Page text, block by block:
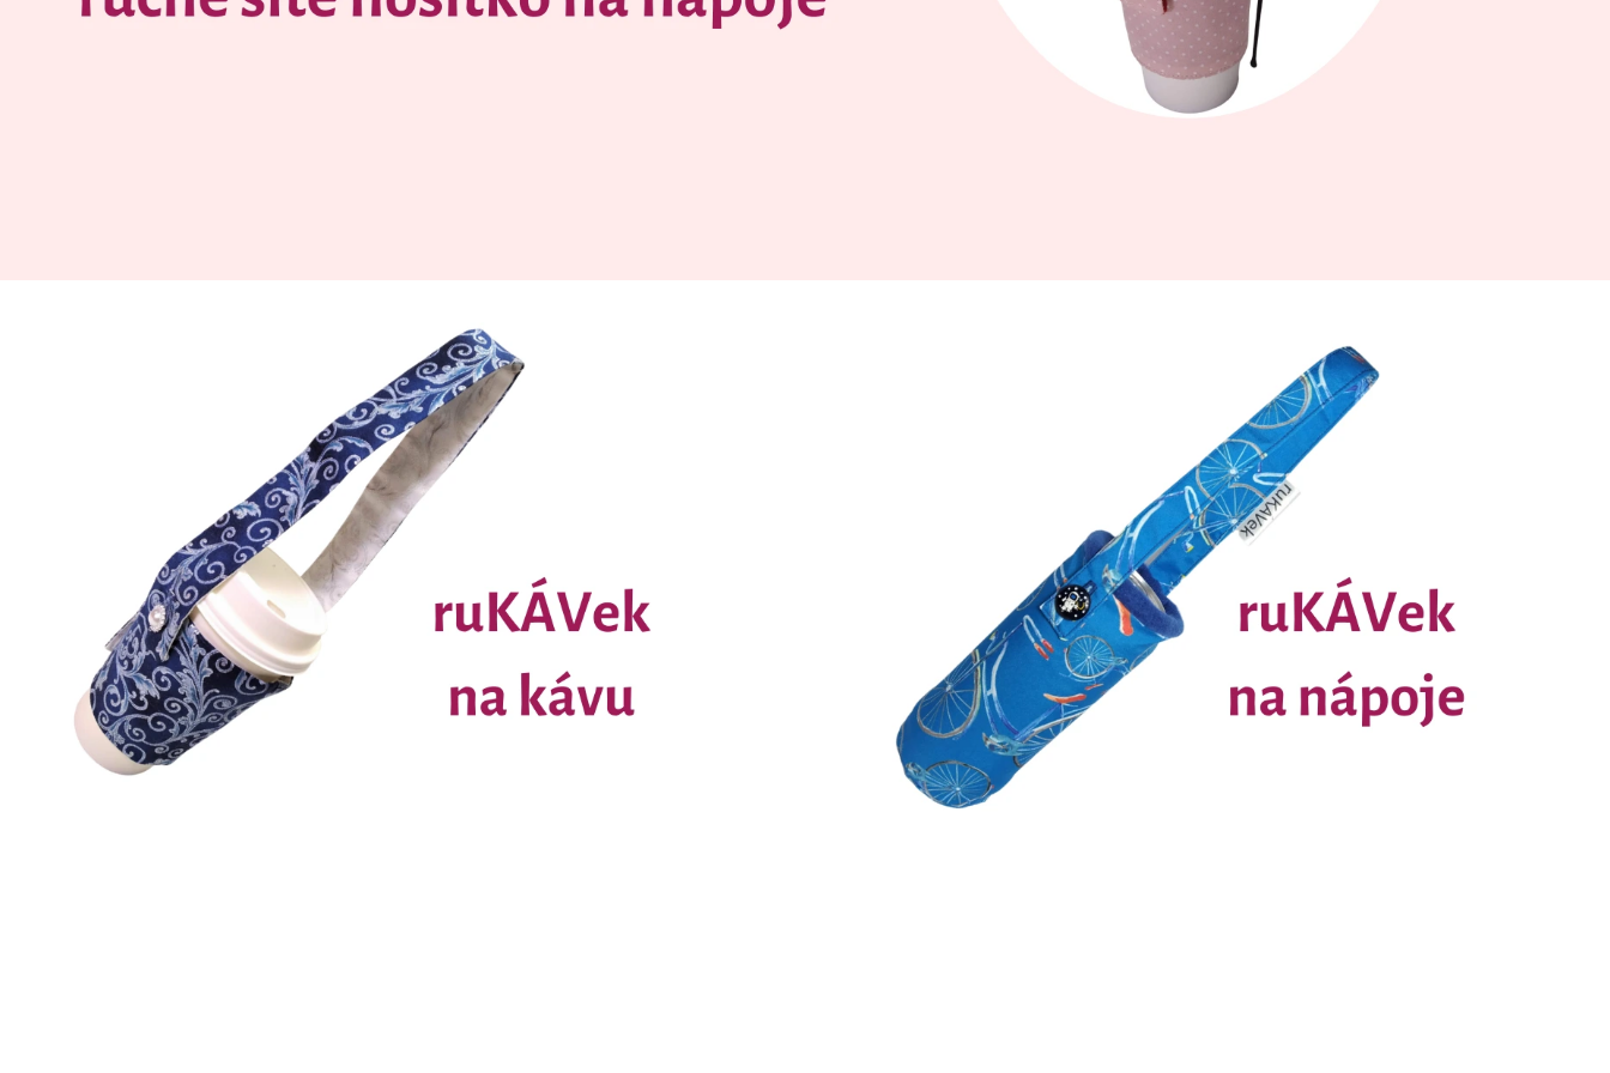
BABY RUKÁVEK NA PŘESNÍDÁVKU S
MODRÝM KVÍTÍM
BABY RUKÁVEK NA PŘESNÍDÁVKU MALÁ
ZOO
RUKÁVEK NA LAHEV S HVĚZDNOU NOCÍ
VINCENTA VAN GOGHA